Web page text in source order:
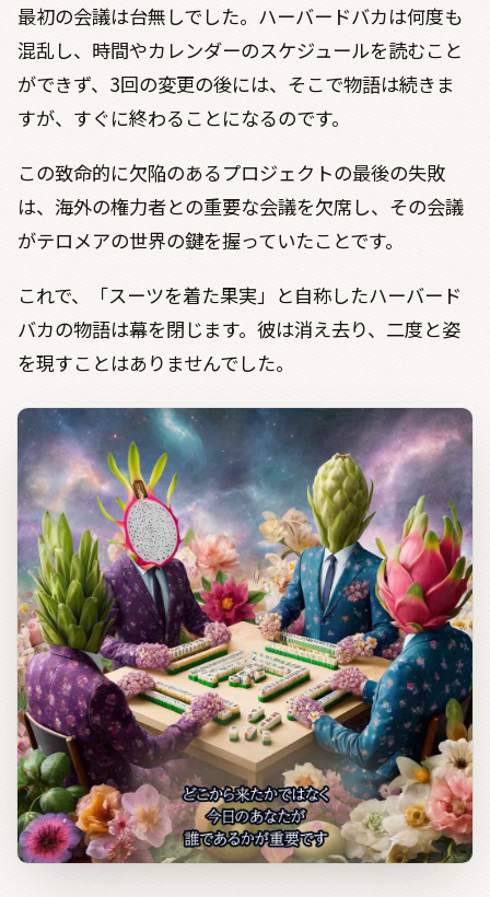
最初の会議は台無しでした。ハーバードバカは何度も
混乱し、時間やカレンダーのスケジュールを読むこと
ができず、 3回の変更の後には、そこで物語は続きま
すが、すぐに終わることになるのです。
この致命的に欠陥のあるプロジェクトの最後の失敗
は、海外の権力者との重要な会議を欠席し、その会議
がテロメアの世界の鍵を握っていたことです。
これで、「スーツを着た果実」と自称したハーバード
バカの物語は幕を閉じます。彼は消え去り、二度と姿
を現すことはありませんでした。